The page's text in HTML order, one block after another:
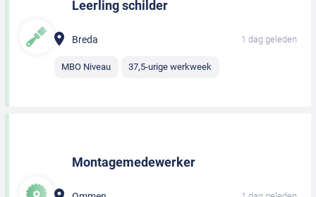
Leerling schilder
Breda 1 dag geleden
MBO Niveau 37,5-urige werkweek
Montagemedewerker